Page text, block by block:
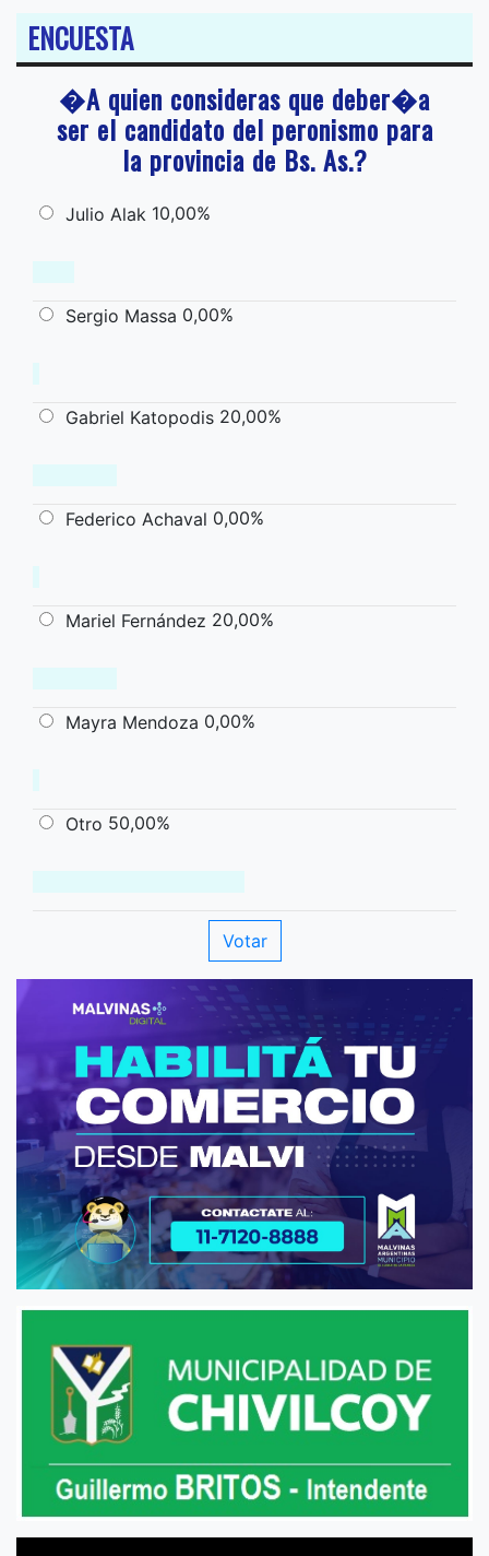
ENCUESTA
�A quien consideras que deber�a
ser el candidato del peronismo para
la provincia de Bs. As.?
Julio Alak 10,00%
Sergio Massa 0,00%
Gabriel Katopodis 20,00%
Federico Achaval 0,00%
Mariel Fernández 20,00%
Mayra Mendoza 0,00%
Otro 50,00%